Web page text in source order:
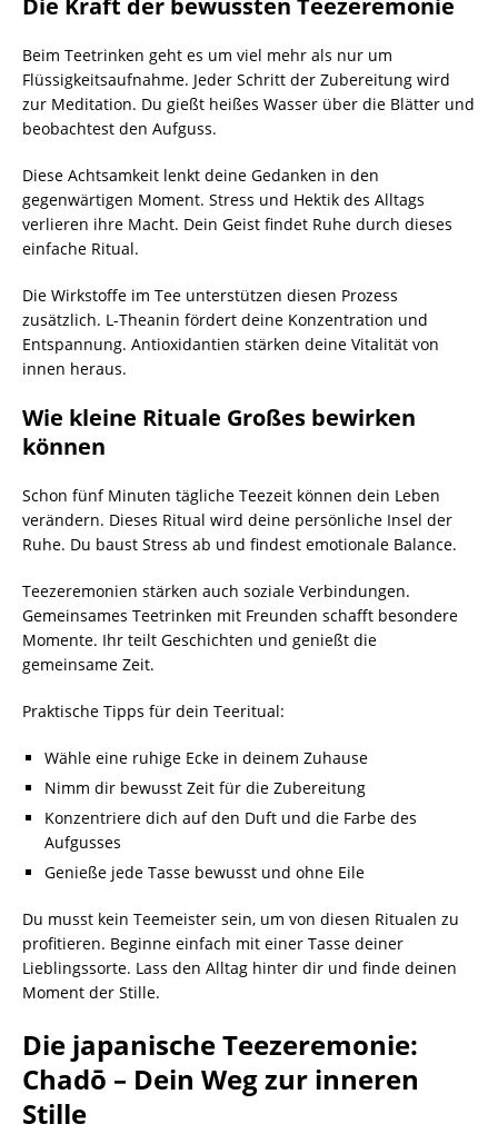
Die Kraft der bewussten Teezeremonie
Beim Teetrinken geht es um viel mehr als nur um
Flüssigkeitsaufnahme. Jeder Schritt der Zubereitung wird
zur Meditation. Du gießt heißes Wasser über die Blätter und
beobachtest den Aufguss.
Diese Achtsamkeit lenkt deine Gedanken in den
gegenwärtigen Moment. Stress und Hektik des Alltags
verlieren ihre Macht. Dein Geist findet Ruhe durch dieses
einfache Ritual.
Die Wirkstoffe im Tee unterstützen diesen Prozess
zusätzlich. L-Theanin fördert deine Konzentration und
Entspannung. Antioxidantien stärken deine Vitalität von
innen heraus.
Wie kleine Rituale Großes bewirken
können
Schon fünf Minuten tägliche Teezeit können dein Leben
verändern. Dieses Ritual wird deine persönliche Insel der
Ruhe. Du baust Stress ab und findest emotionale Balance.
Teezeremonien stärken auch soziale Verbindungen.
Gemeinsames Teetrinken mit Freunden schafft besondere
Momente. Ihr teilt Geschichten und genießt die
gemeinsame Zeit.
Praktische Tipps für dein Teeritual:
Wähle eine ruhige Ecke in deinem Zuhause
Nimm dir bewusst Zeit für die Zubereitung
Konzentriere dich auf den Duft und die Farbe des
Aufgusses
Genieße jede Tasse bewusst und ohne Eile
Du musst kein Teemeister sein, um von diesen Ritualen zu
profitieren. Beginne einfach mit einer Tasse deiner
Lieblingssorte. Lass den Alltag hinter dir und finde deinen
Moment der Stille.
Die japanische Teezeremonie:
Chadō – Dein Weg zur inneren
Stille